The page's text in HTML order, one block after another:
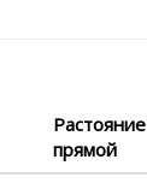
прямой